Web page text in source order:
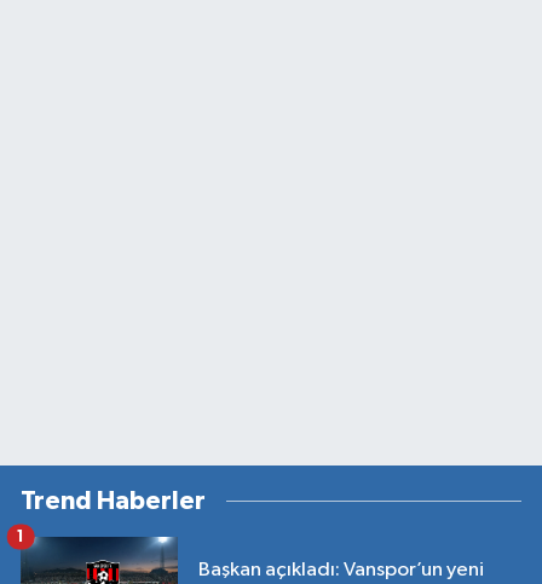
Trend Haberler
Başkan açıkladı: Vanspor’un yeni
1